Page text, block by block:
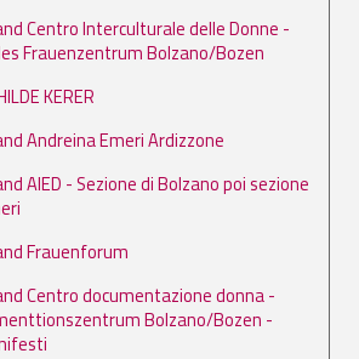
Centro Interculturale delle Donne -
Frauenzentrum Bolzano/Bozen
KERER
Andreina Emeri Ardizzone
AIED - Sezione di Bolzano poi sezione
Frauenforum
Centro documentazione donna -
Bolzano/Bozen -